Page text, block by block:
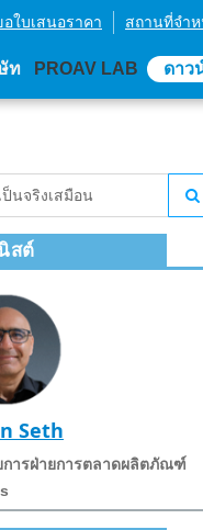
ใบเสนอราคา สถานที่จํา
ท PROAV LAB ดาว
สต์
Seth
การฝ่ายการตลาดผลิตภัณฑ์